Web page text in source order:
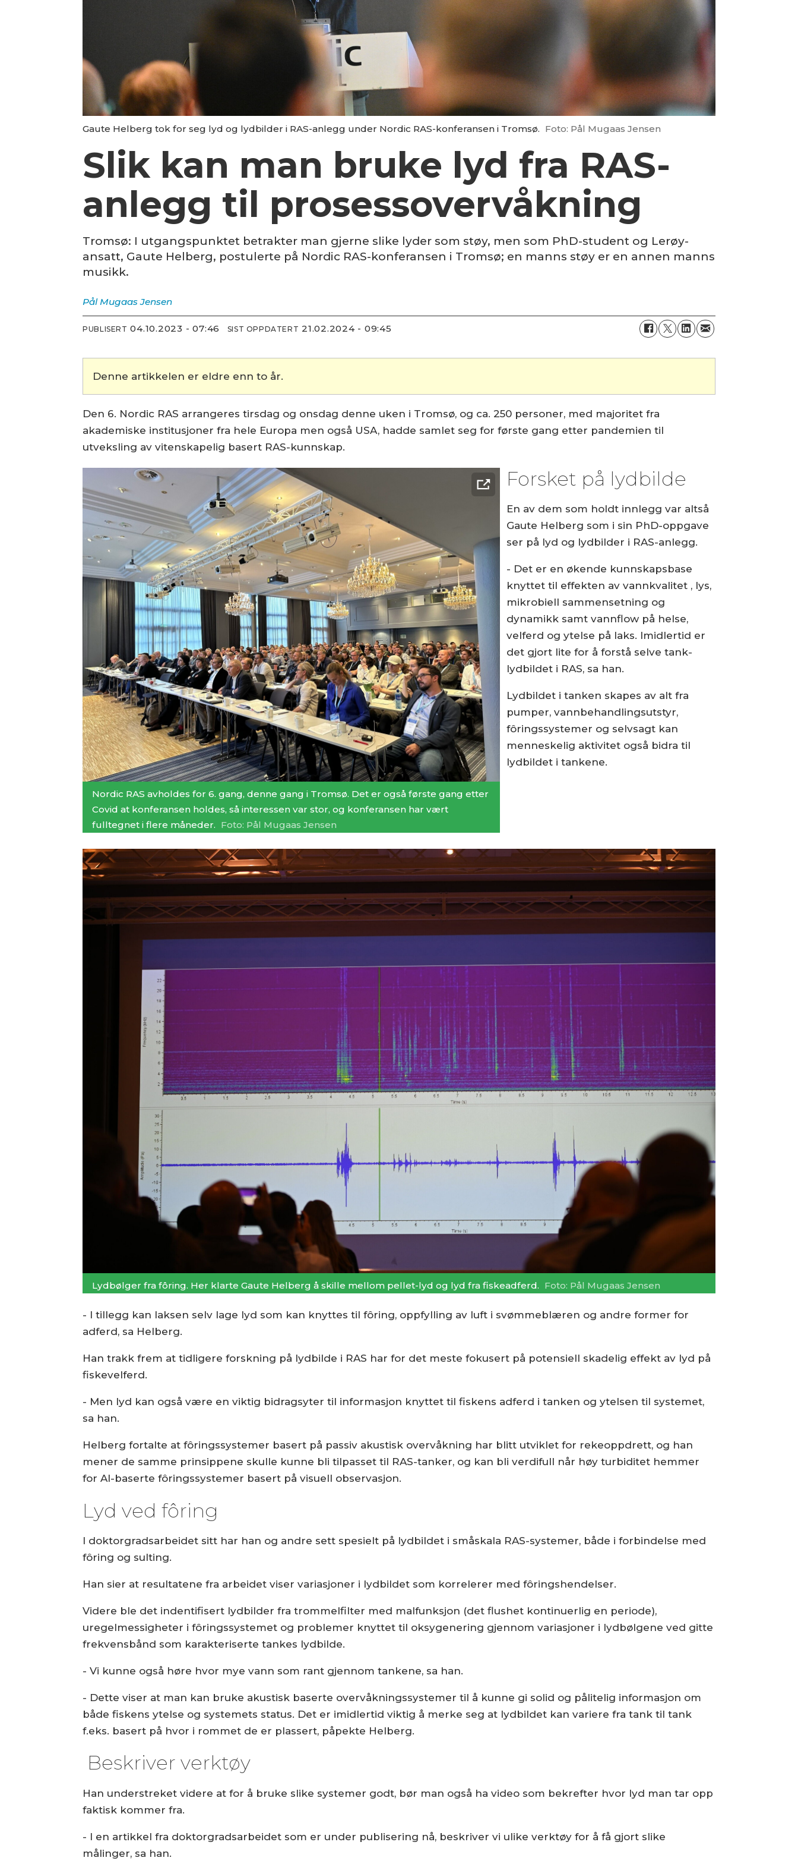
Gaute Helberg tok for seg lyd og lydbilder i RAS-anlegg under Nordic RAS-konferansen i Tromsø. Foto: Pål Mugaas Jensen
Slik kan man bruke lyd fra RAS-
anlegg til prosess­overvåkning
Tromsø: I utgangspunktet betrakter man gjerne slike lyder som støy, men som PhD-student og Lerøy-
ansatt, Gaute Helberg, postulerte på Nordic RAS-konferansen i Tromsø; en manns støy er en annen manns
musikk.
Pål Mugaas Jensen
PUBLISERT 04.10.2023 - 07:46 SIST OPPDATERT 21.02.2024 - 09:45
Denne artikkelen er eldre enn to år.
Den 6. Nordic RAS arrangeres tirsdag og onsdag denne uken i Tromsø, og ca. 250 personer, med majoritet fra
akademiske institusjoner fra hele Europa men også USA, hadde samlet seg for første gang etter pandemien til
utveksling av vitenskapelig basert RAS-kunnskap.
Nordic RAS avholdes for 6. gang, denne gang i Tromsø. Det er også første gang etter
Covid at konferansen holdes, så interessen var stor, og konferansen har vært
fulltegnet i flere måneder. Foto: Pål Mugaas Jensen
Forsket på lydbilde
En av dem som holdt innlegg var altså
Gaute Helberg som i sin PhD-oppgave
ser på lyd og lydbilder i RAS-anlegg.
- Det er en økende kunnskapsbase
knyttet til effekten av vannkvalitet , lys,
mikrobiell sammensetning og
dynamikk samt vannflow på helse,
velferd og ytelse på laks. Imidlertid er
det gjort lite for å forstå selve tank-
lydbildet i RAS, sa han.
Lydbildet i tanken skapes av alt fra
pumper, vannbehandlingsutstyr,
fôringssystemer og selvsagt kan
menneskelig aktivitet også bidra til
lydbildet i tankene.
Lydbølger fra fôring. Her klarte Gaute Helberg å skille mellom pellet-lyd og lyd fra fiskeadferd. Foto: Pål Mugaas Jensen
- I tillegg kan laksen selv lage lyd som kan knyttes til fôring, oppfylling av luft i svømmeblæren og andre former for
adferd, sa Helberg.
Han trakk frem at tidligere forskning på lydbilde i RAS har for det meste fokusert på potensiell skadelig effekt av lyd på
fiskevelferd.
- Men lyd kan også være en viktig bidragsyter til informasjon knyttet til fiskens adferd i tanken og ytelsen til systemet,
sa han.
Helberg fortalte at fôringssystemer basert på passiv akustisk overvåkning har blitt utviklet for rekeoppdrett, og han
mener de samme prinsippene skulle kunne bli tilpasset til RAS-tanker, og kan bli verdifull når høy turbiditet hemmer
for AI-baserte fôringssystemer basert på visuell observasjon.
Lyd ved fôring
I doktorgradsarbeidet sitt har han og andre sett spesielt på lydbildet i småskala RAS-systemer, både i forbindelse med
fôring og sulting.
Han sier at resultatene fra arbeidet viser variasjoner i lydbildet som korrelerer med fôringshendelser.
Videre ble det indentifisert lydbilder fra trommelfilter med malfunksjon (det flushet kontinuerlig en periode),
uregelmessigheter i fôringssystemet og problemer knyttet til oksygenering gjennom variasjoner i lydbølgene ved gitte
frekvensbånd som karakteriserte tankes lydbilde.
- Vi kunne også høre hvor mye vann som rant gjennom tankene, sa han.
- Dette viser at man kan bruke akustisk baserte overvåkningssystemer til å kunne gi solid og pålitelig informasjon om
både fiskens ytelse og systemets status. Det er imidlertid viktig å merke seg at lydbildet kan variere fra tank til tank
f.eks. basert på hvor i rommet de er plassert, påpekte Helberg.
Beskriver verktøy
Han understreket videre at for å bruke slike systemer godt, bør man også ha video som bekrefter hvor lyd man tar opp
faktisk kommer fra.
- I en artikkel fra doktorgradsarbeidet som er under publisering nå, beskriver vi ulike verktøy for å få gjort slike
målinger, sa han.